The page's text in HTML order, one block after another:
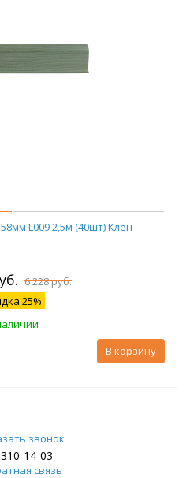
L009 2,5м (40шт) Клен
6 228 руб.
25%
В корзину
звонок
14-03
связь